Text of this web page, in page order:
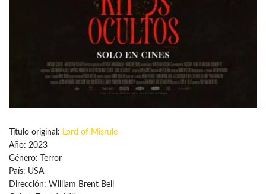
Título original: Lord of Misrule
Año: 2023
Género: Terror
País: USA
Dirección: William Brent Bell